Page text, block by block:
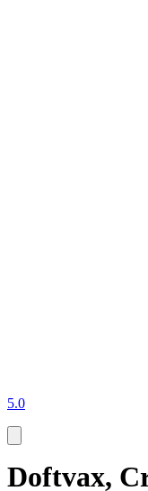
5.0
Doftvax,